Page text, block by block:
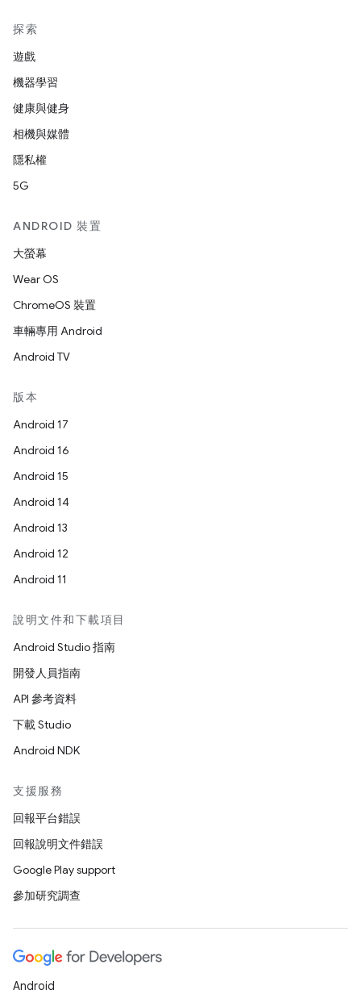
探索
遊戲
機器學習
健康與健身
相機與媒體
隱私權
5G
ANDROID 裝置
大螢幕
Wear OS
ChromeOS 裝置
車輛專用 Android
Android TV
版本
Android 17
Android 16
Android 15
Android 14
Android 13
Android 12
Android 11
說明文件和下載項目
Android Studio 指南
開發人員指南
API 參考資料
下載 Studio
Android NDK
支援服務
回報平台錯誤
回報說明文件錯誤
Google Play support
參加研究調查
Android